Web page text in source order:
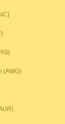
(AWG)